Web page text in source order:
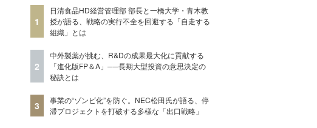
1
日清食品HD経営管理部 部長と一橋大学・青木教
授が語る、戦略の実行不全を回避する「自走する
組織」とは
2
中外製薬が挑む、R&Dの成果最大化に貢献する
「進化版FP＆A」──長期大型投資の意思決定の
秘訣とは
3
事業の“ゾンビ化”を防ぐ。NEC松田氏が語る、停
滞プロジェクトを打破する多様な「出口戦略」